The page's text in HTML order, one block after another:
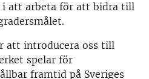
i att arbeta för att bidra till
att introducera oss till
spelar för
framtid på Sveriges